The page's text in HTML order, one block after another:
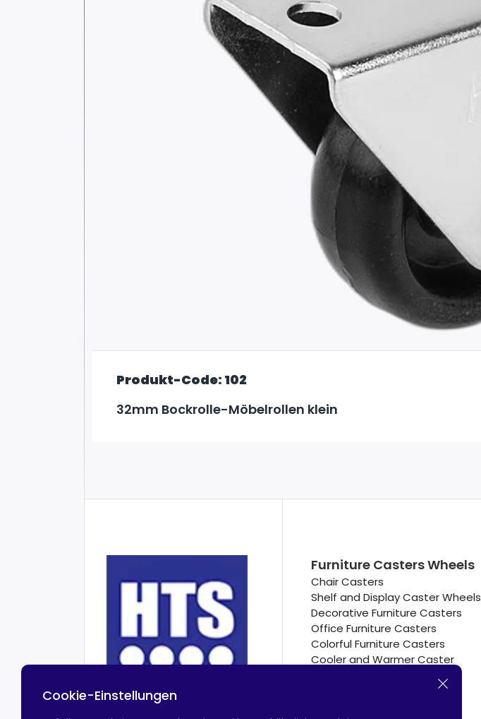
Produkt-Code: 102
32mm Bockrolle-Möbelrollen klein
Furniture Casters Wheels
Chair Casters
Shelf and Display Caster Wheels
Decorative Furniture Casters
Office Furniture Casters
Colorful Furniture Casters
Cooler and Warmer Caster
Hotel Equipment Casters
Cookie-Einstellungen